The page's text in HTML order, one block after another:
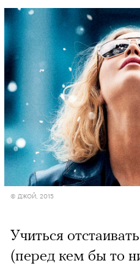
© ДЖОЙ, 2015
Учиться
(перед кем бы то